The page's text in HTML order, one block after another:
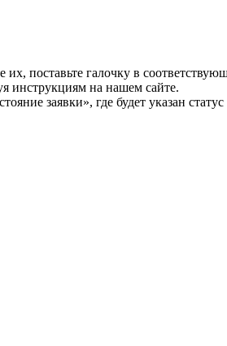
поставьте галочку в
инструкциям на нашем сайте.
заявки», где будет указан